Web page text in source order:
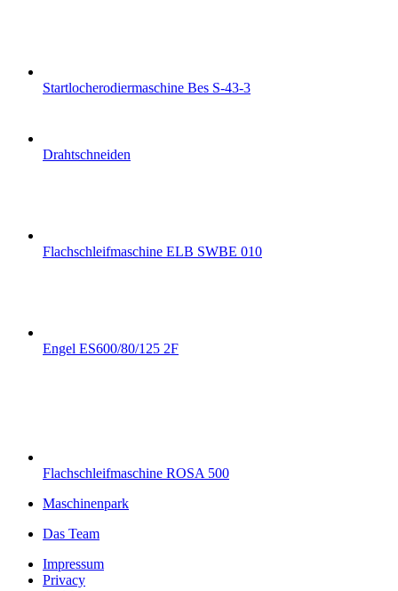
Startlocherodiermaschine Bes S-43-3
Drahtschneiden
Flachschleifmaschine ELB SWBE 010
Engel ES600/80/125 2F
Flachschleifmaschine ROSA 500
Maschinenpark
Das Team
Impressum
Privacy